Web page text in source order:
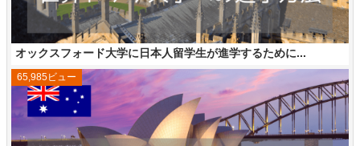
オックスフォード大学に日本人留学生が進学するために...
65,985ビュー